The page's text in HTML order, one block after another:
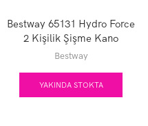
Bestway 65131 Hydro Force
2 Kişilik Şişme Kano
331X88CM
Bestway
YAKINDA STOKTA